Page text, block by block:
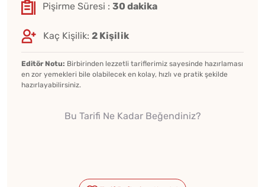
Pişirme Süresi : 30 dakika
Kaç Kişilik: 2 Kişilik
Editör Notu: Birbirinden lezzetli tariflerimiz sayesinde hazırlaması
en zor yemekleri bile olabilecek en kolay, hızlı ve pratik şekilde
hazırlayabilirsiniz.
Bu Tarifi Ne Kadar Beğendiniz?